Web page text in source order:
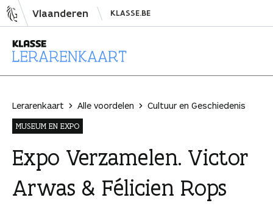
N
a
Vlaanderen KLASSE.BE
r
a
r
e
n
k
a
Lerarenkaart Alle voordelen
Cultuur en Geschiedenis
MUSEUM EN EXPO
Expo Verzamelen. Victor
Arwas & Félicien Rops